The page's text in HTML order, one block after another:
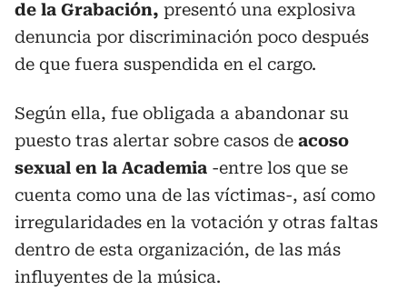
de la Grabación, presentó una explosiva
denuncia por discriminación poco después
de que fuera suspendida en el cargo.
Según ella, fue obligada a abandonar su
puesto tras alertar sobre casos de acoso
sexual en la Academia -entre los que se
cuenta como una de las víctimas-, así como
irregularidades en la votación y otras faltas
dentro de esta organización, de las más
influyentes de la música.